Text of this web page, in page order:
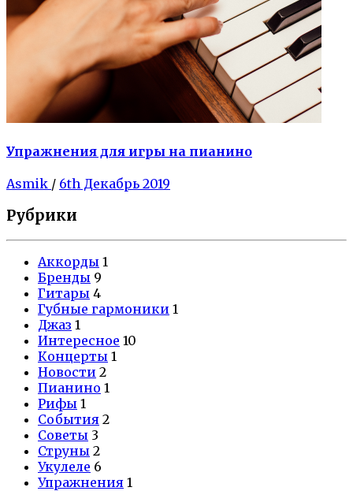
Упражнения для игры на пианино
Asmik / 6th Декабрь 2019
Рубрики
Аккорды 1
Бренды 9
Гитары 4
Губные гармоники 1
Джаз 1
Интересное 10
Концерты 1
Новости 2
Пианино 1
Рифы 1
События 2
Советы 3
Струны 2
Укулеле 6
Упражнения 1